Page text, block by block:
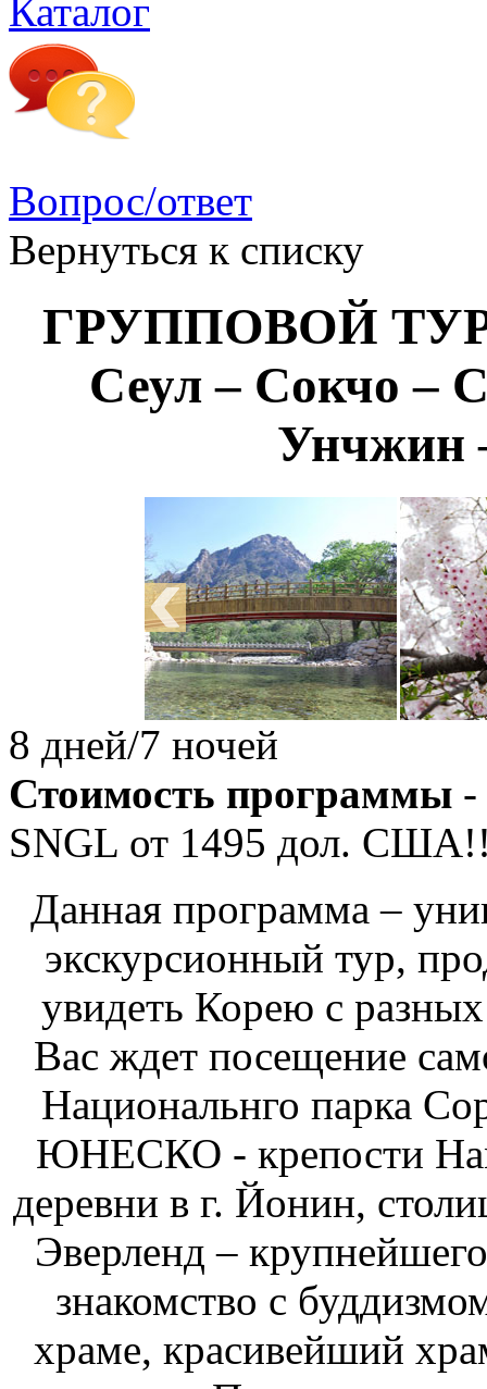
Каталог
Вопрос/ответ
Вернуться к списку
ГРУППОВОЙ ТУР
Сеул – Сокчо –
Унчжин
8 дней/7 ночей
Стоимость программы -
SNGL от 1495 дол.
Данная программа –
экскурсионный тур,
увидеть Корею с
Вас ждет посещение
Национальнго парка
ЮНЕСКО - крепости
деревни в г. Йонин,
Эверленд –
знакомство с
храме, красивейший